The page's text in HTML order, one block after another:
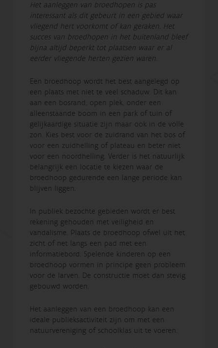
Het aanleggen van broedhopen is pas
interessant als dit gebeurt in een gebied waar
vliegend hert voorkomt of kan geraken. Het
succes van broedhopen in het buitenland bleef
bijna altijd beperkt tot plaatsen waar er al
eerder vliegende herten gezien waren.
Een broedhoop wordt het best aangelegd op
een plaats met niet te veel schaduw. Dit kan
aan een bosrand, open plek, onder een
alleenstaande boom in een park of tuin of
gelijkaardige situatie zijn maar ook in de volle
zon. Kies best voor de zuidrand van het bos of
voor een zuidhelling of plateau en beter niet
voor een noordhelling. Verder is het natuurlijk
belangrijk een locatie te kiezen waar de
broedhoop gedurende een lange periode kan
blijven liggen.
In publiek bezochte gebieden wordt er best
rekening gehouden met veiligheid en
vandalisme. Plaats de broedhoop ofwel uit het
zicht of net langs een pad met een
informatiebord. Spelende kinderen op een
broedhoop vormen in principe geen probleem
voor de larven. De constructie moet dan stevig
gebouwd worden.
Het aanleggen van een broedhoop kan een
ideale publieksactiviteit zijn om met een
natuurvereniging of schoolklas uit te voeren.